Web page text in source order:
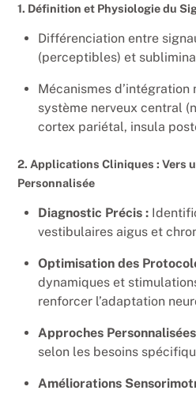
1. Définition et Physiologie du
Différenciation entre
(perceptibles) et
Mécanismes
système nerveux central
cortex pariétal, insula
2. Applications Cliniques : Vers
Personnalisée
Diagnostic Précis :
vestibulaires aigus et
Optimisation des
dynamiques et
renforcer l’adaptation
Approches
selon les besoins
Améliorations